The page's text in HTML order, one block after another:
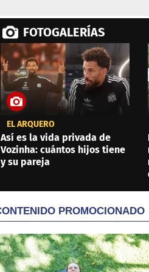
FOTOGALERÍAS
EL ARQUERO
Así es la vida privada de
Vozinha: cuántos hijos tiene
y su pareja